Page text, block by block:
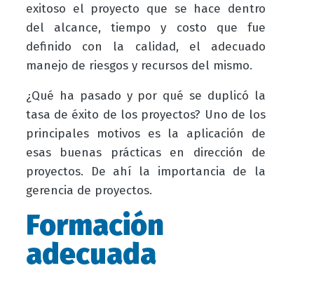
exitoso el proyecto que se hace dentro
del alcance, tiempo y costo que fue
definido con la calidad, el adecuado
manejo de riesgos y recursos del mismo.
¿Qué ha pasado y por qué se duplicó la
tasa de éxito de los proyectos? Uno de los
principales motivos es la aplicación de
esas buenas prácticas en dirección de
proyectos. De ahí la importancia de la
gerencia de proyectos.
Formación
adecuada